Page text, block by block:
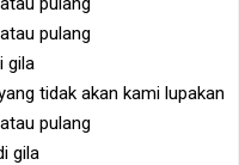
pulang
gila
tidak akan kami lupakan
pulang
gila